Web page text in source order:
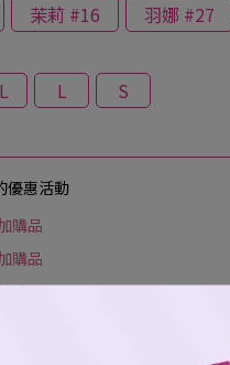
茉莉 #16
羽娜 #27
L S
優惠活動
購品
購品
購品